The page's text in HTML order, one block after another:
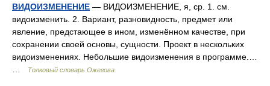
ВИДОИЗМЕНЕНИЕ — ВИДОИЗМЕНЕНИЕ, я, ср. 1. см.
видоизменить. 2. Вариант, разновидность, предмет или
явление, предстающее в ином, изменённом качестве, при
сохранении своей основы, сущности. Проект в нескольких
видоизменениях. Небольшие видоизменения в программе.…
Толковый словарь Ожегова